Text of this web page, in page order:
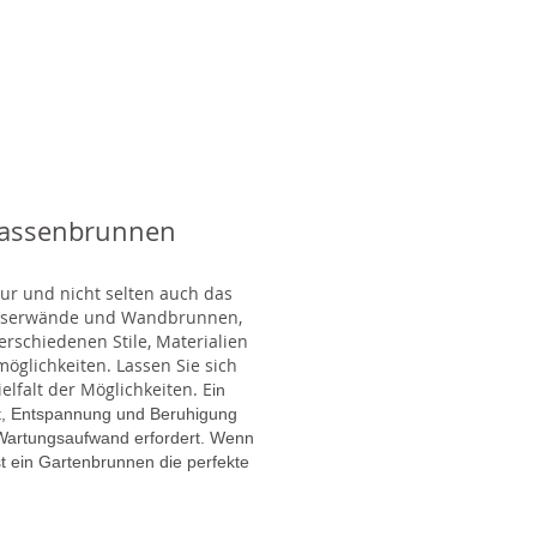
und nicht selten auch das
und Wandbrunnen,
Stile, Materialien
Lassen Sie sich
der Möglichkeiten. Ein
Entspannung und Beruhigung
erfordert. Wenn
ein Gartenbrunnen die perfekte